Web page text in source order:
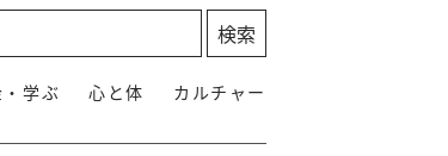
学ぶ 心と体 カルチャー